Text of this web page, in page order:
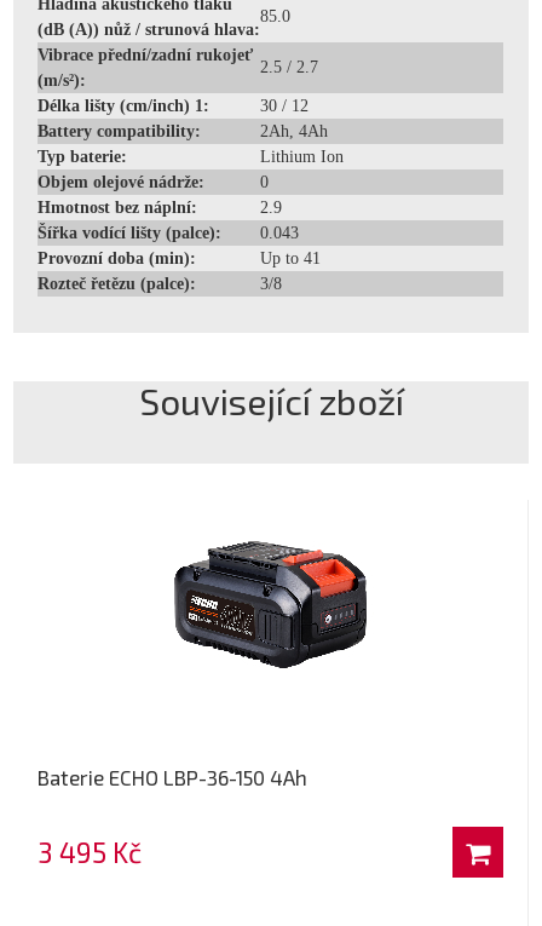
Hladina akustického tlaku
(dB (A)) nůž / strunová hlava:
85.0
Vibrace přední/zadní rukojeť
(m/s²):
2.5 / 2.7
Délka lišty (cm/inch) 1:
30 / 12
Battery compatibility:
2Ah, 4Ah
Typ baterie:
Lithium Ion
Objem olejové nádrže:
0
Hmotnost bez náplní:
2.9
Šířka vodící lišty (palce):
0.043
Provozní doba (min):
Up to 41
Rozteč řetězu (palce):
3/8
Související zboží
Baterie ECHO LBP-36-150 4Ah
3 495 Kč